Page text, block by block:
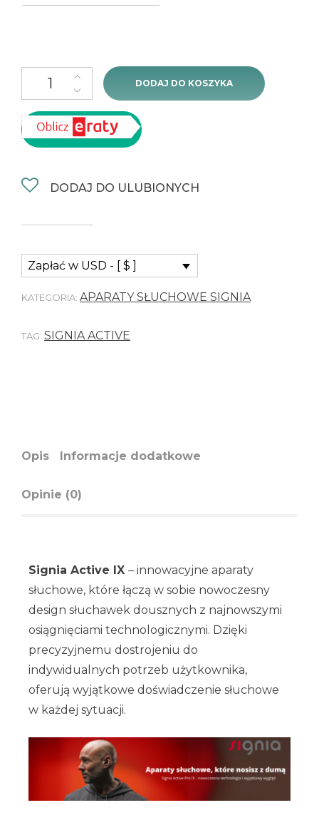
DODAJ DO KOSZYKA
DODAJ DO ULUBIONYCH
Zapłać w USD - [ $ ]
KATEGORIA: APARATY SŁUCHOWE SIGNIA
TAG: SIGNIA ACTIVE
Opis Informacje dodatkowe
Opinie (0)
Signia Active IX – innowacyjne aparaty
słuchowe, które łączą w sobie nowoczesny
design słuchawek dousznych z najnowszymi
osiągnięciami technologicznymi. Dzięki
precyzyjnemu dostrojeniu do
indywidualnych potrzeb użytkownika,
oferują wyjątkowe doświadczenie słuchowe
w każdej sytuacji.